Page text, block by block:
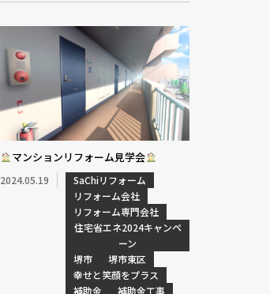
マンションリフォーム見学会
2024.05.19
SaChiリフォーム
リフォーム会社
リフォーム専門会社
住宅省エネ2024キャンペ
ーン
堺市
堺市東区
幸せと笑顔をプラス
補助金
補助金工事